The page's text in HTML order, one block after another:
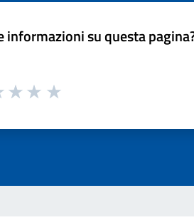
informazioni su questa